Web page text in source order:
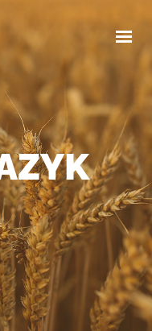
ÚVOD
O NÁS
SLUŽBY
PRODEJNA
CENÍK
NAŠE HOVĚZÍ
OBJEDNÁVKA OBĚDŮ
OSTATNÍ
KONTAKTY